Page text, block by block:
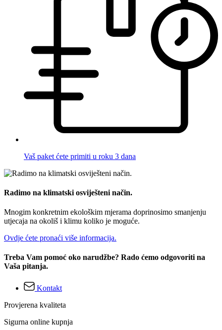
Vaš paket ćete primiti u roku 3 dana
Radimo na klimatski osviješteni način.
Mnogim konkretnim ekološkim mjerama doprinosimo smanjenju
utjecaja na okoliš i klimu koliko je moguće.
Ovdje ćete pronaći više informacija.
Treba Vam pomoć oko narudžbe? Rado ćemo odgovoriti na
Vaša pitanja.
Kontakt
Provjerena kvaliteta
Sigurna online kupnja